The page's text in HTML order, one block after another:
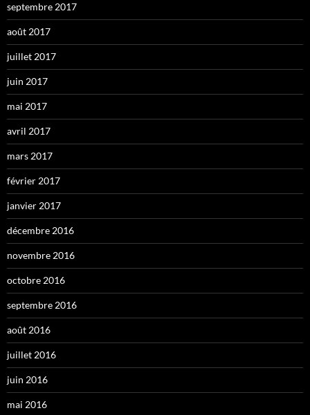
septembre 2017
août 2017
juillet 2017
juin 2017
mai 2017
avril 2017
mars 2017
février 2017
janvier 2017
décembre 2016
novembre 2016
octobre 2016
septembre 2016
août 2016
juillet 2016
juin 2016
mai 2016